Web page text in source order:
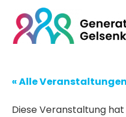
« Alle Veranstaltungen
Diese Veranstaltung